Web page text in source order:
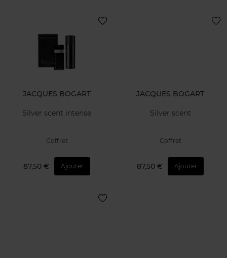
JACQUES BOGART
Silver scent intense
Coffret
87,50 € Ajouter
JACQUES BOGART
Silver scent
Coffret
87,50 € Ajouter